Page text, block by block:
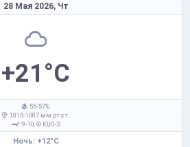
28 Мая 2026, Чт
+21°C
: 55-57%
: 1015-1007 мм рт.ст.
: 9-10,
Ю,Ю-З
Ночь: +12°C